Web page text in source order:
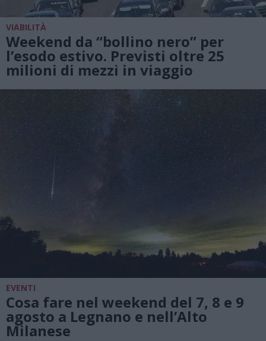
VIABILITÀ
Weekend da “bollino nero” per
l’esodo estivo. Previsti oltre 25
milioni di mezzi in viaggio
EVENTI
Cosa fare nel weekend del 7, 8 e 9
agosto a Legnano e nell’Alto
Milanese